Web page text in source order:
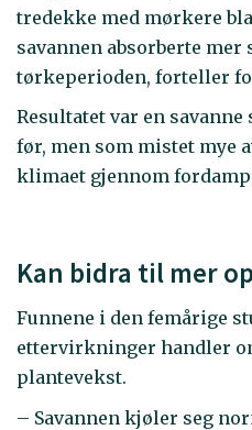
tredekke med mørkere
savannen absorberte
tørkeperioden, forteller
Resultatet var en
før, men som mistet mye
klimaet gjennom
Kan bidra til mer
Funnene i den femårige
ettervirkninger handler
plantevekst.
– Savannen kjøler seg